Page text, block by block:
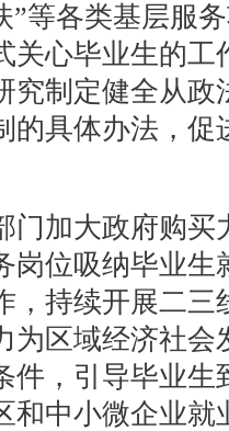
”等各类基层服
关心毕业生的工
究制定健全从政
的具体办法，
加大政府购买
岗位吸纳毕业生
，持续开展二三
为区域经济社会
件，引导毕业生
和中小微企业就